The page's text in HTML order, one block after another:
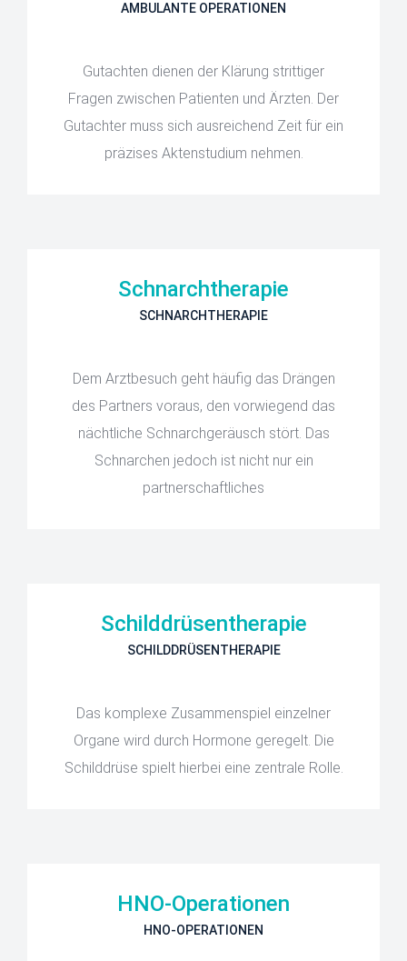
AMBULANTE OPERATIONEN
Gutachten dienen der Klärung strittiger
Fragen zwischen Patienten und Ärzten. Der
Gutachter muss sich ausreichend Zeit für ein
präzises Aktenstudium nehmen.
Schnarchtherapie
SCHNARCHTHERAPIE
Dem Arztbesuch geht häufig das Drängen
des Partners voraus, den vorwiegend das
nächtliche Schnarchgeräusch stört. Das
Schnarchen jedoch ist nicht nur ein
partnerschaftliches
Schilddrüsentherapie
SCHILDDRÜSENTHERAPIE
Das komplexe Zusammenspiel einzelner
Organe wird durch Hormone geregelt. Die
Schilddrüse spielt hierbei eine zentrale Rolle.
HNO-Operationen
HNO-OPERATIONEN